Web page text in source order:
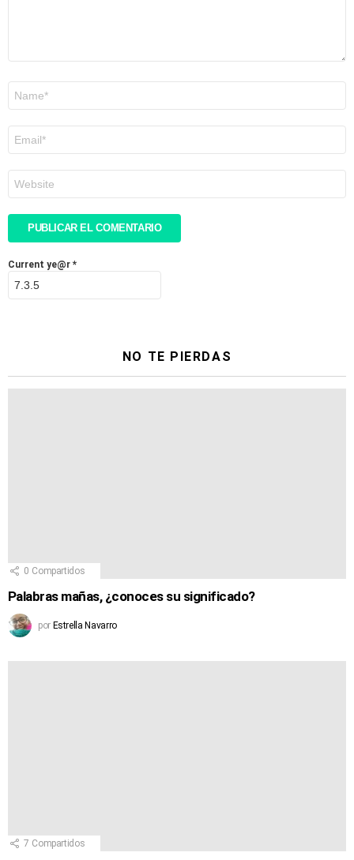
electrónico
*
Current ye@r *
NO TE PIERDAS
0 Compartidos
Palabras mañas, ¿conoces su significado?
por Estrella Navarro
7 Compartidos